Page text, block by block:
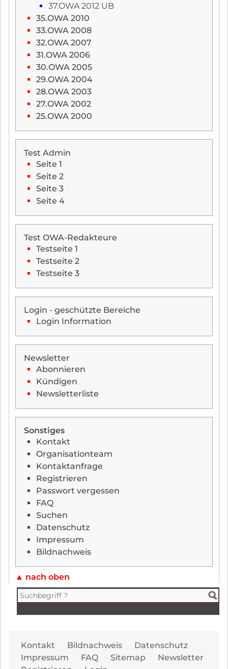
37.OWA 2012 UB
35.OWA 2010
33.OWA 2008
32.OWA 2007
31.OWA 2006
30.OWA 2005
29.OWA 2004
28.OWA 2003
27.OWA 2002
25.OWA 2000
Test Admin
Seite 1
Seite 2
Seite 3
Seite 4
Test OWA-Redakteure
Testseite 1
Testseite 2
Testseite 3
Login - geschützte Bereiche
Login Information
Newsletter
Abonnieren
Kündigen
Newsletterliste
Sonstiges
Navigation
überspringen
Kontakt
Organisationteam
Kontaktanfrage
Registrieren
Passwort vergessen
FAQ
Suchen
Datenschutz
Impressum
Bildnachweis
▲ nach oben
Kontakt Bildnachweis
Datenschutz
Impressum
FAQ Sitemap
Newsletter